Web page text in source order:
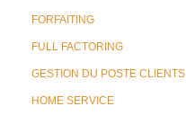
FORFAITING
FULL FACTORING
GESTION DU POSTE CLIENTS
HOME SERVICE